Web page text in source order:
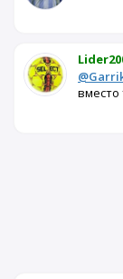
вместо